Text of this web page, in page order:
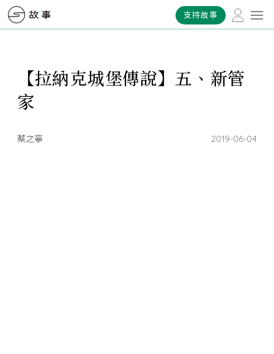
支持故事
【拉納克城堡傳說】五、新管
家
蔡之寧 2019-06-04